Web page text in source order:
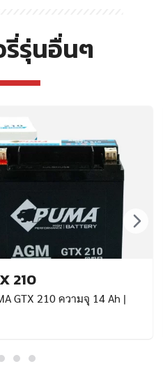
รุ่นอื่นๆ
210
GTX 210 ความจุ 14 Ah |